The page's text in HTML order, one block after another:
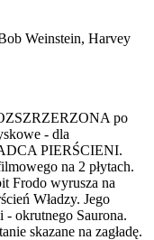
Weinstein, Harvey
po
- dla
PIERŚCIENI.
na 2 płytach.
Frodo wyrusza na
Władzy. Jego
- okrutnego Saurona.
skazane na zagładę.